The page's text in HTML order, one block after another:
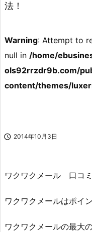
法！
Warning: Attempt to
null in /home/
ols92rrzdr9b.com/
content/themes/
 2014年10月3日
ワクワクメール 口コ
ワクワクメールはポイ
ワクワクメールの最大